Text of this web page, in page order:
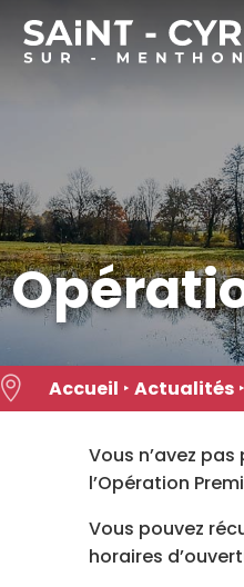
 Accueil ‣ Actualités‣
Vous n’avez
l’Opération
Vous pouvez
horaires